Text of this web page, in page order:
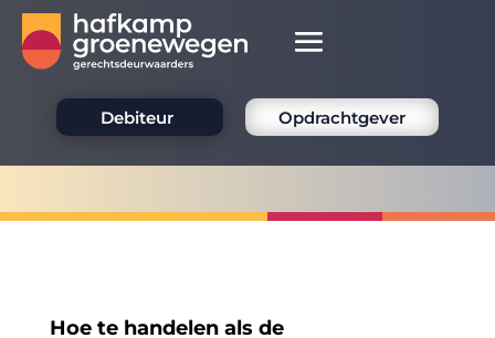
Debiteur Opdrachtgever
Hoe te handelen als de